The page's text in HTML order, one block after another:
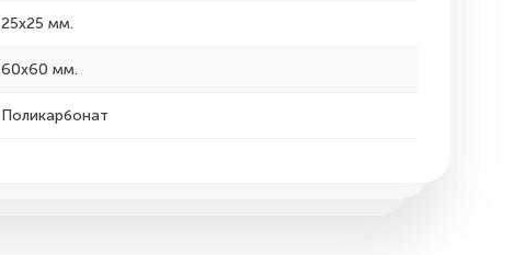
25х25 мм.
60х60 мм.
Поликарбонат